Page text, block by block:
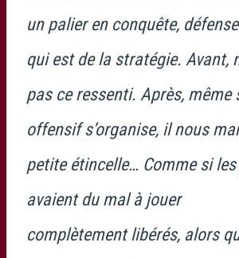
un palier en conquête,
qui est de la stratégie. Avant,
pas ce ressenti. Après, même
offensif s’organise, il nous
petite étincelle… Comme si
avaient du mal à jouer
complètement libérés, alors